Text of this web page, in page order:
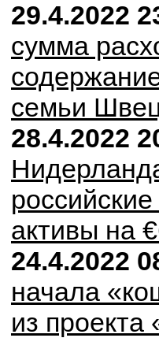
29.4.2022
сумма
семьи
28.4.2022
активы на
24.4.2022
начала
из